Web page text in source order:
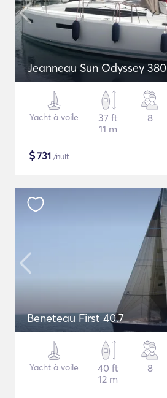
Jeanneau Sun Odyssey 380
Yacht à voile
37 ft
11 m
8
$731 /nuit
Beneteau First 40.7
Yacht à voile
40 ft
12 m
8